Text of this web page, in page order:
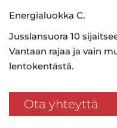
Energialuokka C.
Jusslansuora 10
Vantaan rajaa ja vain
lentokentästä.
Ota yhteyttä